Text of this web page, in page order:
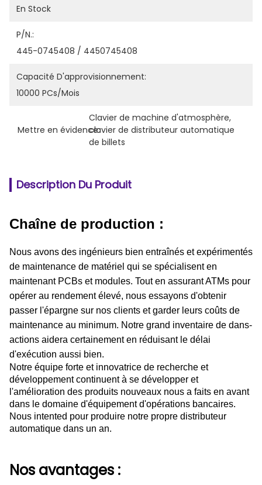
En Stock
P/N.:
445-0745408 / 4450745408
Capacité D'approvisionnement:
10000 PCs/mois
Mettre en évidence:
Clavier de machine d'atmosphère,
clavier de distributeur automatique
de billets
Description Du Produit
Chaîne de production :
Nous avons des ingénieurs bien entraînés et expérimentés
de maintenance de matériel qui se spécialisent en
maintenant PCBs et modules. Tout en assurant ATMs pour
opérer au rendement élevé, nous essayons d'obtenir
passer l'épargne sur nos clients et garder leurs coûts de
maintenance au minimum. Notre grand inventaire de dans-
actions aidera certainement en réduisant le délai
d'exécution aussi bien.
Notre équipe forte et innovatrice de recherche et
développement continuent à se développer et
l'amélioration des produits nouveaux nous a faits en avant
dans le domaine d'équipement d'opérations bancaires.
Nous intented pour produire notre propre distributeur
automatique dans un an.
Nos avantages :